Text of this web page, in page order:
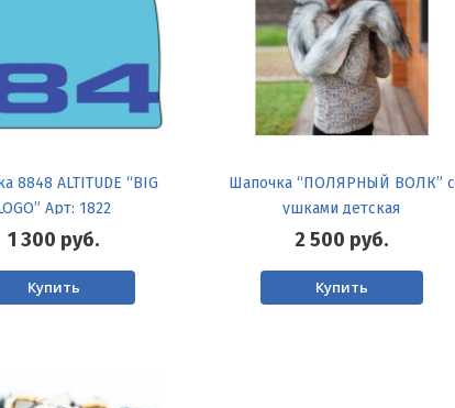
8848 ALTITUDE “BIG
Арт: 1822
1 300 руб.
Купить
Шапочка “ПОЛЯРНЫЙ ВОЛК” с
ушками детская
2 500 руб.
Купить